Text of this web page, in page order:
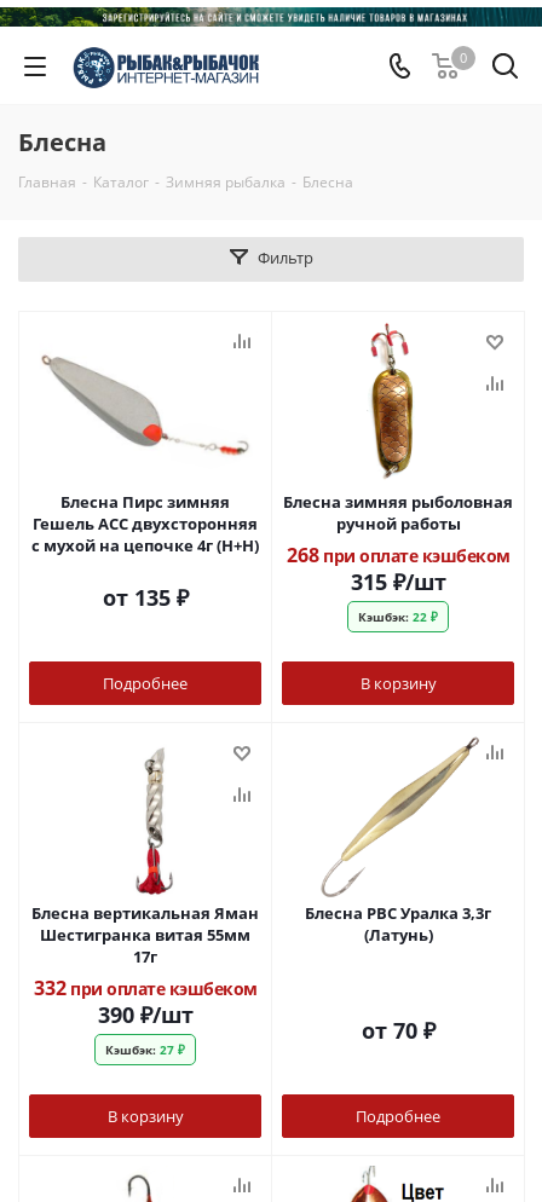
0
Блесна
Главная - Каталог - Зимняя рыбалка - Блесна
Фильтр
Блесна Пирс зимняя
Гешель АСС двухсторонняя
с мухой на цепочке 4г (Н+Н)
от 135 ₽
Подробнее
Блесна зимняя рыболовная
ручной работы
268при оплате кэшбеком
315₽/шт
Кэшбэк: 22 ₽
В корзину
Блесна вертикальная Яман
Шестигранка витая 55мм
17г
332при оплате кэшбеком
390₽/шт
Кэшбэк: 27 ₽
В корзину
Блесна РВС Уралка 3,3г
(Латунь)
от 70 ₽
Подробнее